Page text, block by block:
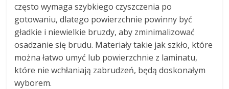
często wymaga szybkiego czyszczenia po
gotowaniu, dlatego powierzchnie powinny być
gładkie i niewielkie bruzdy, aby zminimalizować
osadzanie się brudu. Materiały takie jak szkło, które
można łatwo umyć lub powierzchnie z laminatu,
które nie wchłaniają zabrudzeń, będą doskonałym
wyborem.